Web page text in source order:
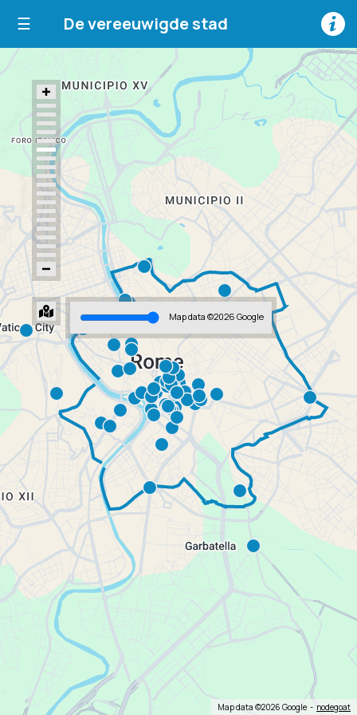
De vereeuwigde stad
☰
Map data ©2026 Google nodegoat
Map data ©2026 Google